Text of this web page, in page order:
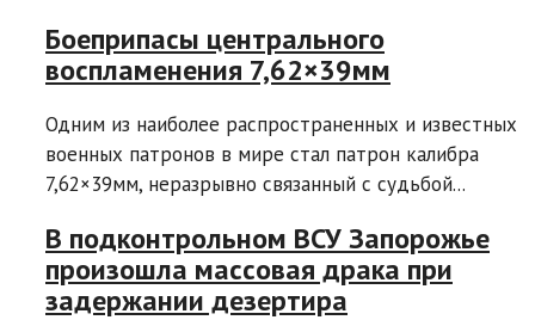
Боеприпасы центрального
воспламенения 7,62×39мм
Одним из наиболее распространенных и известных
военных патронов в мире стал патрон калибра
7,62×39мм, неразрывно связанный с судьбой...
В подконтрольном ВСУ Запорожье
произошла массовая драка при
задержании дезертира